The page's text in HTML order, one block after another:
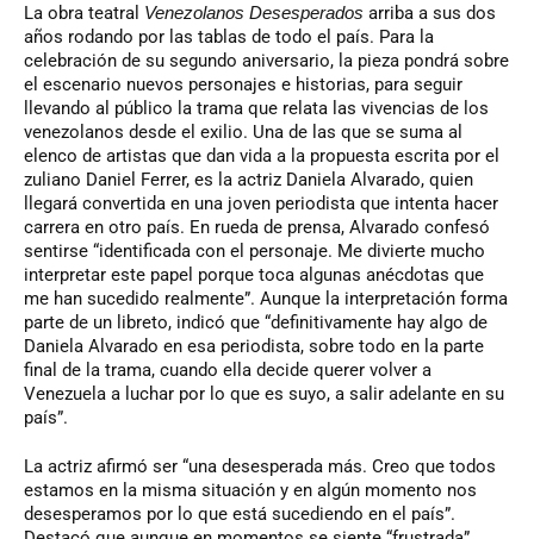
La obra teatral Venezolanos Desesperados arriba a sus dos
años rodando por las tablas de todo el país. Para la
celebración de su segundo aniversario, la pieza pondrá sobre
el escenario nuevos personajes e historias, para seguir
llevando al público la trama que relata las vivencias de los
venezolanos desde el exilio. Una de las que se suma al
elenco de artistas que dan vida a la propuesta escrita por el
zuliano Daniel Ferrer, es la actriz Daniela Alvarado, quien
llegará convertida en una joven periodista que intenta hacer
carrera en otro país. En rueda de prensa, Alvarado confesó
sentirse “identificada con el personaje. Me divierte mucho
interpretar este papel porque toca algunas anécdotas que
me han sucedido realmente”. Aunque la interpretación forma
parte de un libreto, indicó que “definitivamente hay algo de
Daniela Alvarado en esa periodista, sobre todo en la parte
final de la trama, cuando ella decide querer volver a
Venezuela a luchar por lo que es suyo, a salir adelante en su
país”.
La actriz afirmó ser “una desesperada más. Creo que todos
estamos en la misma situación y en algún momento nos
desesperamos por lo que está sucediendo en el país”.